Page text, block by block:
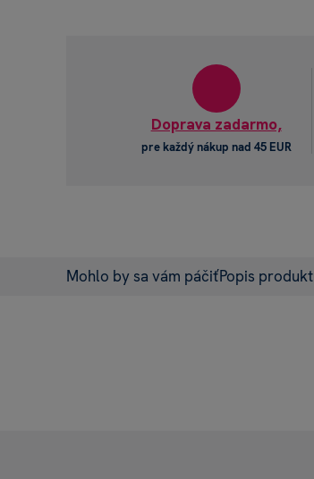
Doprava zadarmo,
pre každý nákup nad 45 EUR
Mohlo by sa vám páčiťPopis